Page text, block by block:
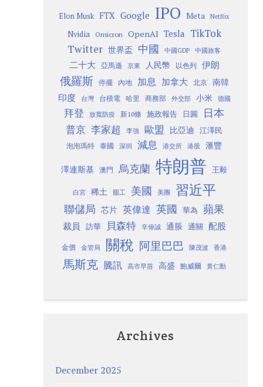
Elon Musk FTX Google IPO Meta Netflix
Nvidia Omicron OpenAI Tesla TikTok
Twitter 世界盃 中國 中國GDP 中國旅客
二十大 亞馬遜 京東 人民幣 以色列 伊朗
俄羅斯 停擺 內地 加息 加拿大 北京
南韓
印度
台灣 台積電 哈里 商務部 外交部 小米 德國
拜登 放寬防疫 新10條 施政報告 日圓 日本
普京 李家超 李強 歐盟 比亞迪 江澤民
泡泡瑪特 泰國 深圳 減息 港交所 港股 滙豐
澤連斯基 澳門 烏克蘭 特朗普 王毅
白宮 稀土 罷工 美國 美團 習近平
聯儲局 芯片 英偉達 英國 華為 蘋果
裁員 訪華 貝森特 辛偉誠 通脹 通關 配股
金價 金管局 關稅 阿里巴巴 陳茂波 香港
馬斯克 騰訊 高市早苗 高盛 鮑威爾 黃仁勳
Archives
December 2025